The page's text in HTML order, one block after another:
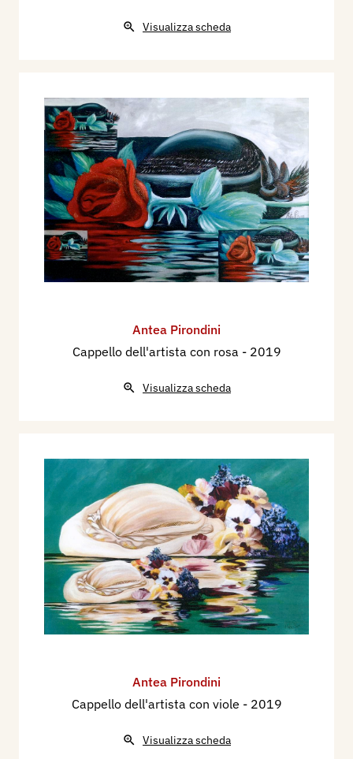
Visualizza scheda
Antea Pirondini
Cappello dell'artista con rosa - 2019
Visualizza scheda
Antea Pirondini
Cappello dell'artista con viole - 2019
Visualizza scheda